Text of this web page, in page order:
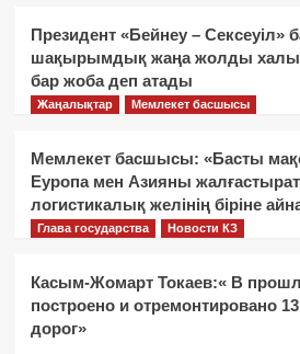
Президент «Бейнеу – Сексеуіл»
шақырымдық жаңа жолды
бар жоба деп атады
Жаңалықтар Мемлекет басшысы
Мемлекет басшысы: «Басты
Еуропа мен Азияны
логистикалық желінің біріне
Глава государства Новости КЗ
Касым-Жомарт Токаев:« В
построено и отремонтировано
дорог»